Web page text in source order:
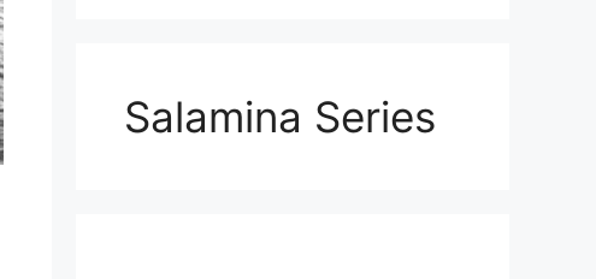
Salamina Series